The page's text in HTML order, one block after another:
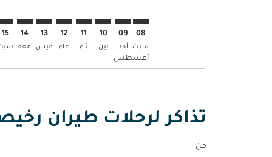
08
سبت
أغسطس
09
أحد
10
نين
11
ثاء
12
عاء
13
ميس
14
معة
15
تذاكر لرحلات طيران
من